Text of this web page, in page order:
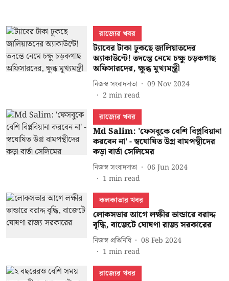
রাজ্যের খবর
ট্যাবের টাকা ঢুকছে জালিয়াতদের
অ্যাকাউন্টে! তদন্তে নেমে চক্ষু চড়কগাছ
অফিসারদের, ক্ষুব্ধ মুখ্যমন্ত্রী
নিজস্ব সংবাদদাতা
09 Nov 2024
2 min read
রাজ্যের খবর
Md Salim: 'ফেসবুকে বেশি বিপ্লবিয়ানা
করবেন না' - স্বঘোষিত উগ্র বামপন্থীদের
কড়া বার্তা সেলিমের
নিজস্ব সংবাদদাতা
06 Jun 2024
1 min read
কলকাতার খবর
লোকসভার আগে লক্ষীর ভান্ডারে বরাদ্দ
বৃদ্ধি, বাজেটে ঘোষণা রাজ্য সরকারের
নিজস্ব প্রতিনিধি
08 Feb 2024
1 min read
রাজ্যের খবর